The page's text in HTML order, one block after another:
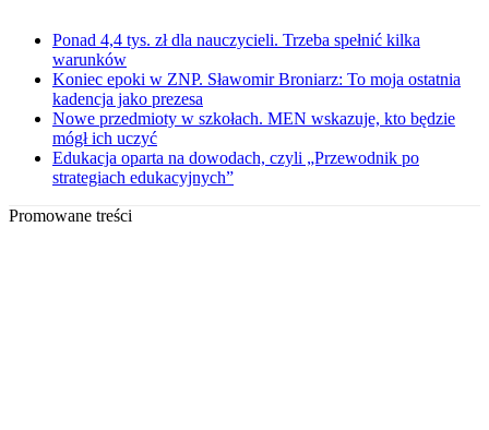
Ponad 4,4 tys. zł dla nauczycieli. Trzeba spełnić kilka
warunków
Koniec epoki w ZNP. Sławomir Broniarz: To moja ostatnia
kadencja jako prezesa
Nowe przedmioty w szkołach. MEN wskazuje, kto będzie
mógł ich uczyć
Edukacja oparta na dowodach, czyli „Przewodnik po
strategiach edukacyjnych”
Promowane treści